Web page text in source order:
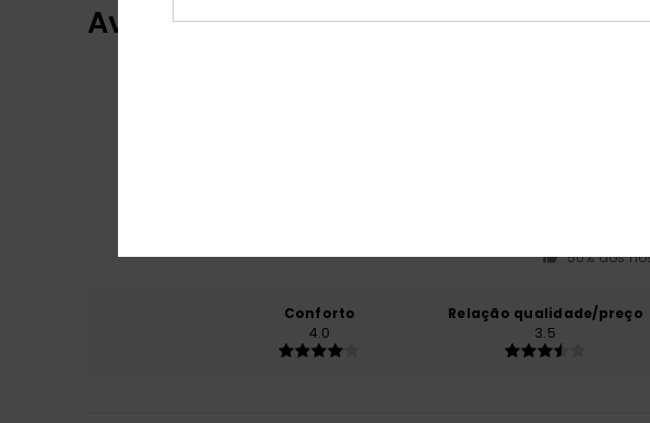
Avaliações dos clientes
50% dos
Conforto
4.0
Relação qualidade/preço
3.5